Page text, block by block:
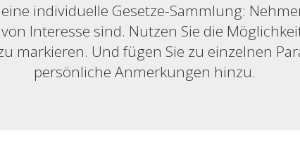
individuelle Gesetze-Sammlung:
Interesse sind. Nutzen Sie die
markieren. Und fügen Sie zu einzelnen
persönliche Anmerkungen hinzu.